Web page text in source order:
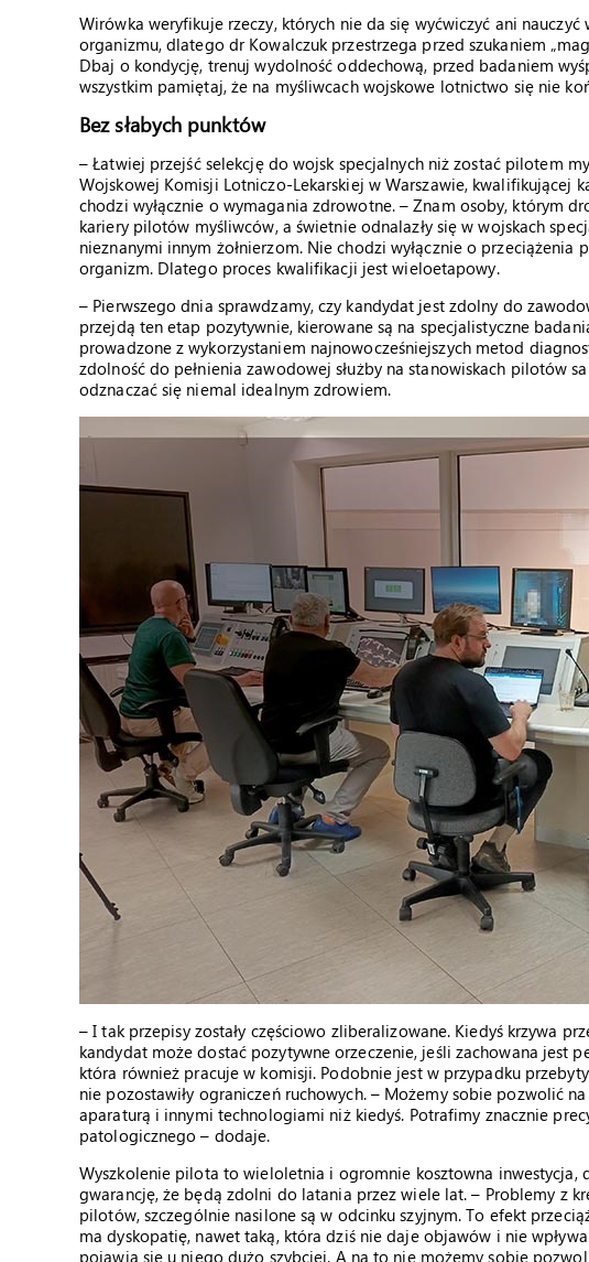
Wirówka weryfikuje rzeczy, których nie da się wyćwiczyć ani
organizmu, dlatego dr Kowalczuk przestrzega przed szukaniem
Dbaj o kondycję, trenuj wydolność oddechową, przed badaniem
wszystkim pamiętaj, że na myśliwcach wojskowe lotnictwo się nie
Bez słabych punktów
– Łatwiej przejść selekcję do wojsk specjalnych niż zostać pilotem
Wojskowej Komisji Lotniczo-Lekarskiej w Warszawie, kwalifikującej
chodzi wyłącznie o wymagania zdrowotne. – Znam osoby, którym
kariery pilotów myśliwców, a świetnie odnalazły się w wojskach
nieznanymi innym żołnierzom. Nie chodzi wyłącznie o
organizm. Dlatego proces kwalifikacji jest wieloetapowy.
– Pierwszego dnia sprawdzamy, czy kandydat jest zdolny do
przejdą ten etap pozytywnie, kierowane są na specjalistyczne
prowadzone z wykorzystaniem najnowocześniejszych metod
zdolność do pełnienia zawodowej służby na stanowiskach pilotów
odznaczać się niemal idealnym zdrowiem.
– I tak przepisy zostały częściowo zliberalizowane. Kiedyś krzywa
kandydat może dostać pozytywne orzeczenie, jeśli zachowana jest
która również pracuje w komisji. Podobnie jest w przypadku
nie pozostawiły ograniczeń ruchowych. – Możemy sobie pozwolić
aparaturą i innymi technologiami niż kiedyś. Potrafimy znacznie
patologicznego – dodaje.
Wyszkolenie pilota to wieloletnia i ogromnie kosztowna inwestycja,
gwarancję, że będą zdolni do latania przez wiele lat. – Problemy z
pilotów, szczególnie nasilone są w odcinku szyjnym. To efekt
ma dyskopatię, nawet taką, która dziś nie daje objawów i nie
pojawią się u niego dużo szybciej. A na to nie możemy sobie